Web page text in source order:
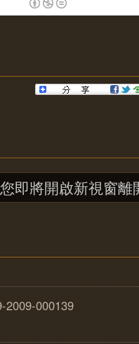
即將開啟新視窗離
2009-000139